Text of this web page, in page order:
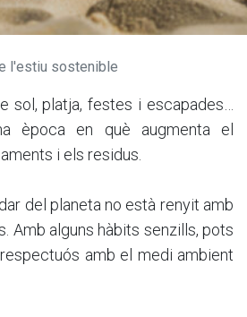
l'estiu sostenible
sol, platja, festes i escapades…
època en què augmenta el
i els residus.
del planeta no està renyit amb
Amb alguns hàbits senzills, pots
amb el medi ambient